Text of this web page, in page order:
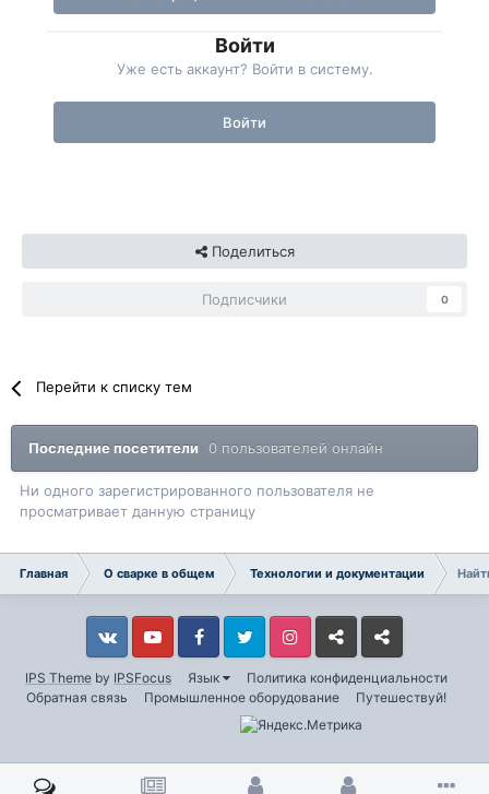
Войти
Уже есть аккаунт? Войти в систему.
Войти
Поделиться
Подписчики 0
Перейти к списку тем
Последние посетители 0 пользователей онлайн
Ни одного зарегистрированного пользователя не
просматривает данную страницу
Главная О сварке в общем Технологии и документации
IPS Theme by IPSFocus Язык
Политика конфиденциальности
Обратная связь
Промышленное оборудование Путешествуй!
VkontakteYouTube FacebookTwitter InstagramLivejournalOdnoklassniki